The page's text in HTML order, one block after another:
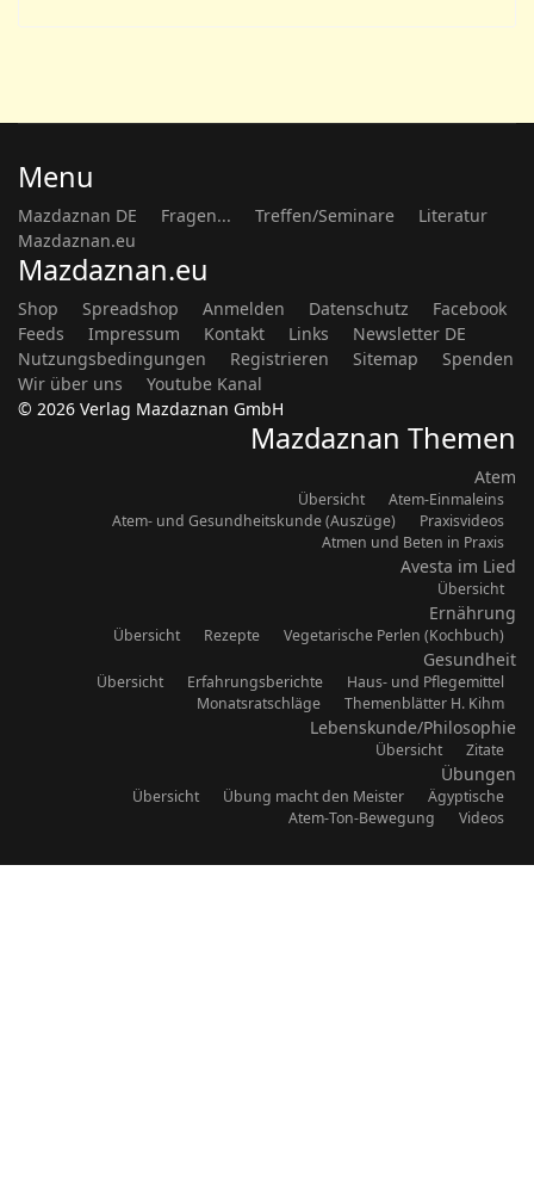
Menu
Mazdaznan DE Fragen... Treffen/Seminare
Literatur
Mazdaznan.eu
Mazdaznan.eu
Shop Spreadshop Anmelden Datenschutz
Facebook
Feeds
Impressum Kontakt Links
Newsletter DE
Nutzungsbedingungen
Registrieren Sitemap
Spenden
Wir über uns
Youtube Kanal
© 2026 Verlag Mazdaznan GmbH
Mazdaznan Themen
Atem
Übersicht
Atem-Einmaleins
Atem- und Gesundheitskunde (Auszüge)
Praxisvideos
Atmen und Beten in Praxis
Avesta im Lied
Übersicht
Ernährung
Übersicht Rezepte Vegetarische Perlen (Kochbuch)
Gesundheit
Übersicht Erfahrungsberichte
Haus- und Pflegemittel
Monatsratschläge
Themenblätter H. Kihm
Lebenskunde/Philosophie
Übersicht Zitate
Übungen
Übersicht Übung macht den Meister
Ägyptische
Atem-Ton-Bewegung
Videos